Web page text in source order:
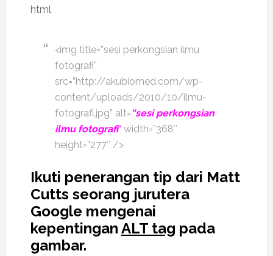
html
<img title=”sesi perkongsian ilmu
fotografi”
src=”http://akubiomed.com/wp-
content/uploads/2010/10/ilmu-
fotografi.jpg” alt= “sesi perkongsian
ilmu fotografi“ width=”368″
height=”277″ />
Ikuti penerangan tip dari Matt
Cutts seorang jurutera
Google mengenai
kepentingan ALT tag pada
gambar.